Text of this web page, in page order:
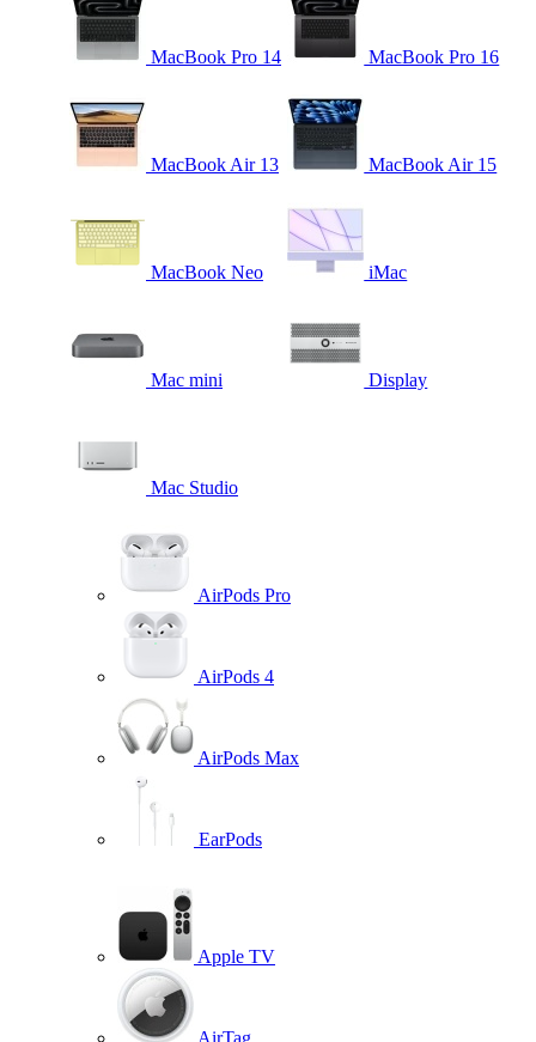
MacBook Pro 14 MacBook Pro 16
MacBook Air 13 MacBook Air 15
MacBook Neo iMac
Mac mini Display
Mac Studio
AirPods Pro
AirPods 4
AirPods Max
EarPods
Apple TV